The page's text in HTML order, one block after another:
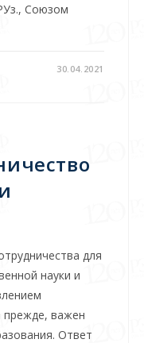
Союзом
30.04.2021
для
науки и
прежде, важен
Ответ